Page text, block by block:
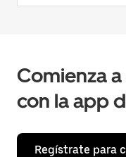
Comienza
con la app
Regístrate para